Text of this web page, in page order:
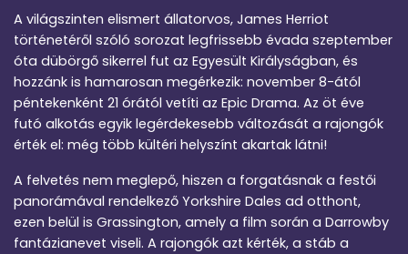
A világszinten elismert állatorvos, James Herriot
történetéről szóló sorozat legfrissebb évada szeptember
óta dübörgő sikerrel fut az Egyesült Királyságban, és
hozzánk is hamarosan megérkezik: november 8-ától
péntekenként 21 órától vetíti az Epic Drama. Az öt éve
futó alkotás egyik legérdekesebb változását a rajongók
érték el: még több kültéri helyszínt akartak látni!
A felvetés nem meglepő, hiszen a forgatásnak a festői
panorámával rendelkező Yorkshire Dales ad otthont,
ezen belül is Grassington, amely a film során a Darrowby
fantázianevet viseli. A rajongók azt kérték, a stáb a